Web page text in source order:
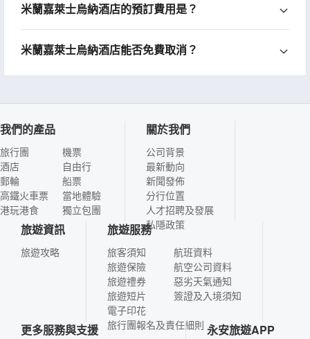
米蘭嘉萊士烏納酒店的預訂費用是？
米蘭嘉萊士烏納酒店能否免費取消？
我們的產品
旅行團
酒店
郵輪
高鐵火車票
港玩港食
機票
自由行
船票
當地體驗
獨立包團
關於我們
公司背景
最新動向
新聞發佈
分行位置
人才招聘及發展
私隱政策
旅遊資訊
旅遊攻略
旅遊服務
旅客須知
旅遊保險
旅遊禮券
旅遊短片
電子印花
航班資料
航空公司資料
惡劣天氣通知
簽證及入境須知
旅行團報名及責任細則
更多服務與支援 永安旅遊APP